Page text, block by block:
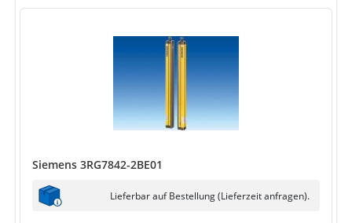
Siemens 3RG7842-2BE01
Lieferbar auf Bestellung (Lieferzeit anfragen).